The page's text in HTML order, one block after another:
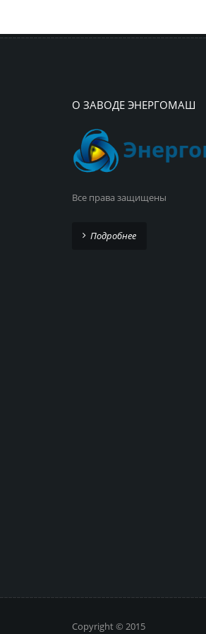
О ЗАВОДЕ ЭНЕРГОМАШ
Все права защищены
Подробнее
Copyright © 2015